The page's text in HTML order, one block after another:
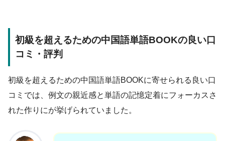
初級を超えるための中国語単語BOOKの良い口
コミ・評判
初級を超えるための中国語単語BOOKに寄せられる良い口
コミでは、例文の親近感と単語の記憶定着にフォーカスさ
れた作りにが挙げられていました。